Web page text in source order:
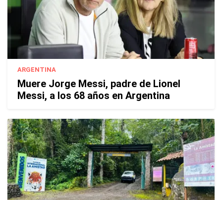
ARGENTINA
Muere Jorge Messi, padre de Lionel
Messi, a los 68 años en Argentina